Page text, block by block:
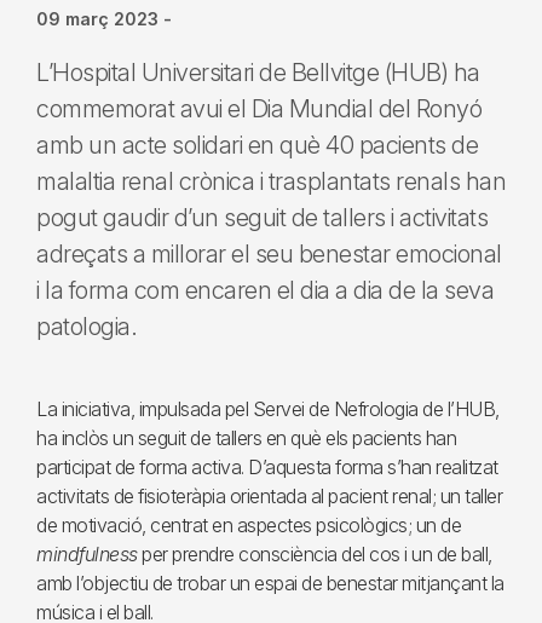
09 març 2023 -
L’Hospital Universitari de Bellvitge (HUB) ha
commemorat avui el Dia Mundial del Ronyó
amb un acte solidari en què 40 pacients de
malaltia renal crònica i trasplantats renals han
pogut gaudir d’un seguit de tallers i activitats
adreçats a millorar el seu benestar emocional
i la forma com encaren el dia a dia de la seva
patologia.
La iniciativa, impulsada pel Servei de Nefrologia de l’HUB,
ha inclòs un seguit de tallers en què els pacients han
participat de forma activa. D’aquesta forma s’han realitzat
activitats de fisioteràpia orientada al pacient renal; un taller
de motivació, centrat en aspectes psicològics; un de
mindfulnessper prendre consciència del cos i un de ball,
amb l’objectiu de trobar un espai de benestar mitjançant la
música i el ball.